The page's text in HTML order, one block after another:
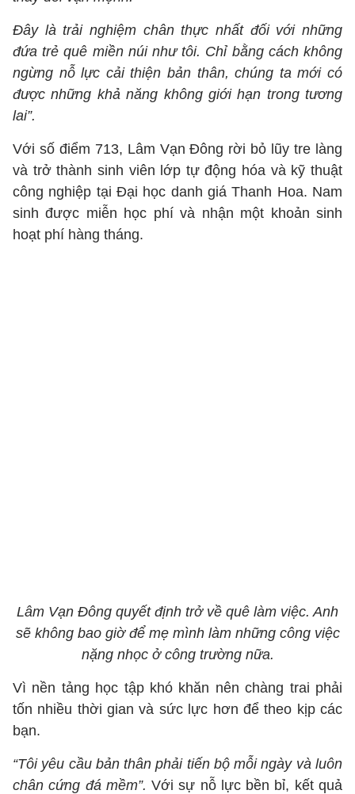
Đây là trải nghiệm chân thực nhất đối với những
đứa trẻ quê miền núi như tôi. Chỉ bằng cách không
ngừng nỗ lực cải thiện bản thân, chúng ta mới có
được những khả năng không giới hạn trong tương
lai”.
Với số điểm 713, Lâm Vạn Đông rời bỏ lũy tre làng
và trở thành sinh viên lớp tự động hóa và kỹ thuật
công nghiệp tại Đại học danh giá Thanh Hoa. Nam
sinh được miễn học phí và nhận một khoản sinh
hoạt phí hàng tháng.
Lâm Vạn Đông quyết định trở về quê làm việc. Anh
sẽ không bao giờ để mẹ mình làm những công việc
nặng nhọc ở công trường nữa.
Vì nền tảng học tập khó khăn nên chàng trai phải
tốn nhiều thời gian và sức lực hơn để theo kịp các
bạn.
“Tôi yêu cầu bản thân phải tiến bộ mỗi ngày và luôn
chân cứng đá mềm”. Với sự nỗ lực bền bỉ, kết quả